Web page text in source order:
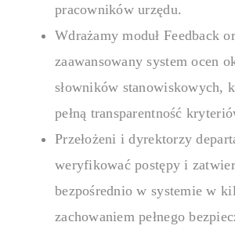
pracowników urzędu.
Wdrażamy moduł Feedback
zaawansowany system ocen
słowników stanowiskowych,
pełną transparentność
Przełożeni i dyrektorzy
weryfikować postępy i
bezpośrednio w systemie w
zachowaniem pełnego